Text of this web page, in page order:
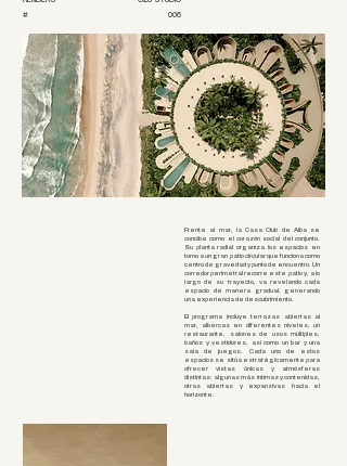
# 006
Frente al mar, la Casa Club de Alba se
concibe como el corazón social del conjunto.
Su planta radial organiza los espacios en
torno a un gran patio circular que funciona como
centro de gravedad y punto de encuentro. Un
corredor perimetral recorre este patio y, a lo
largo de su trayecto, va revelando cada
espacio de manera gradual, generando
una experiencia de descubrimiento.
El programa incluye terrazas abiertas al
mar, albercas en diferentes niveles, un
restaurante, salones de usos múltiples,
baños y vestidores, así como un bar y una
sala de juegos. Cada uno de estos
espacios se sitúa estratégicamente para
ofrecer vistas únicas y atmósferas
distintas: algunas más íntimas y contenidas,
otras abiertas y expansivas hacia el
horizonte.